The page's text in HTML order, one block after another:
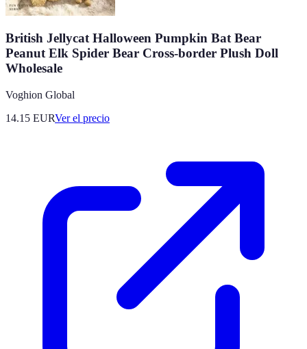
British Jellycat Halloween Pumpkin Bat Bear
Peanut Elk Spider Bear Cross-border Plush Doll
Wholesale
Voghion Global
14.15 EURVer el precio